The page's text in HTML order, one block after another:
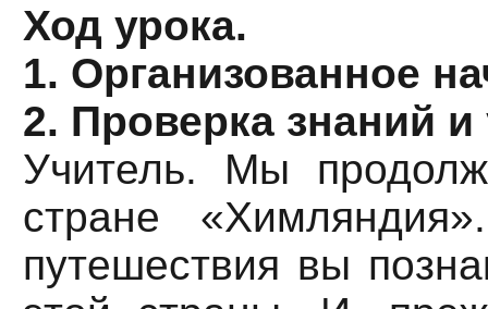
Ход урока.
1. Организованное
2. Проверка знаний
Учитель. Мы
стране
путешествия вы